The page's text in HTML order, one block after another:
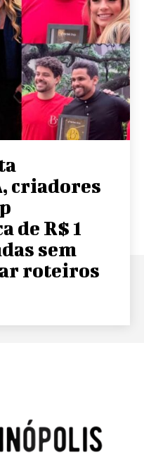
criadores
de R$ 1
sem
roteiros